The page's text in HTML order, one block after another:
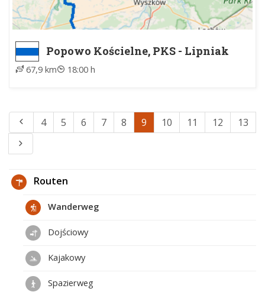
Popowo Kościelne, PKS - Lipniak
Majorat, pomnik
67,9 km 18:00 h
4 5 6 7 8 9 10 11 12 13
Routen
Wanderweg
Dojściowy
Kajakowy
Spazierweg